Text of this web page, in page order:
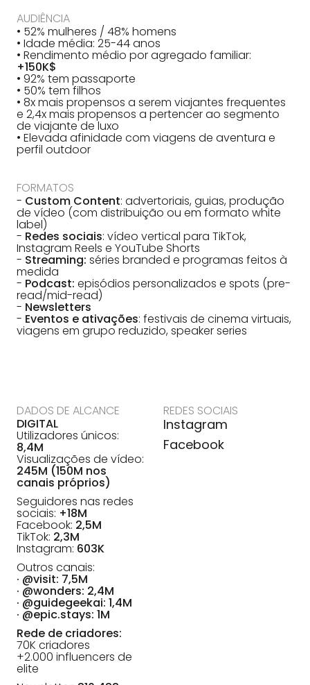
AUDIÊNCIA
• 52% mulheres / 48% homens
• Idade média: 25-44 anos
• Rendimento médio por agregado familiar:
+150K$
• 92% tem passaporte
• 50% tem filhos
• 8x mais propensos a serem viajantes frequentes
e 2,4x mais propensos a pertencer ao segmento
de viajante de luxo
• Elevada afinidade com viagens de aventura e
perfil outdoor
FORMATOS
- Custom Content: advertoriais, guias, produção
de vídeo (com distribuição ou em formato white
label)
- Redes sociais: vídeo vertical para TikTok,
Instagram Reels e YouTube Shorts
- Streaming: séries branded e programas feitos à
medida
- Podcast: episódios personalizados e spots (pre-
read/mid-read)
- Newsletters
- Eventos e ativações: festivais de cinema virtuais,
viagens em grupo reduzido, speaker series
DADOS DE ALCANCE
DIGITAL
Utilizadores únicos:
8,4M
Visualizações de vídeo:
245M (150M nos
canais próprios)
Seguidores nas redes
sociais: +18M
Facebook: 2,5M
TikTok: 2,3M
Instagram: 603K
Outros canais:
· @visit: 7,5M
· @wonders: 2,4M
· @guidegeekai: 1,4M
· @epic.stays: 1M
Rede de criadores:
70K criadores
+2.000 influencers de
elite
REDES SOCIAIS
Instagram
Facebook